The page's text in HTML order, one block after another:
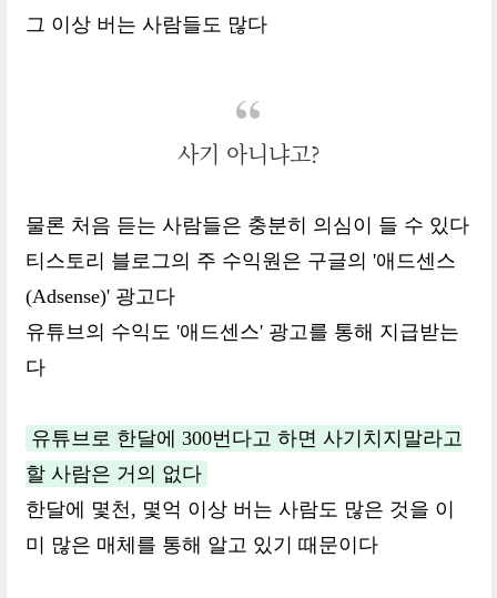
그 이상 버는 사람들도 많다
사기 아니냐고?
물론 처음 듣는 사람들은 충분히 의심이 들 수 있다
티스토리 블로그의 주 수익원은 구글의 '애드센스
(Adsense)' 광고다
유튜브의 수익도 '애드센스' 광고를 통해 지급받는
다
유튜브로 한달에 300번다고 하면 사기치지말라고
할 사람은 거의 없다
한달에 몇천, 몇억 이상 버는 사람도 많은 것을 이
미 많은 매체를 통해 알고 있기 때문이다